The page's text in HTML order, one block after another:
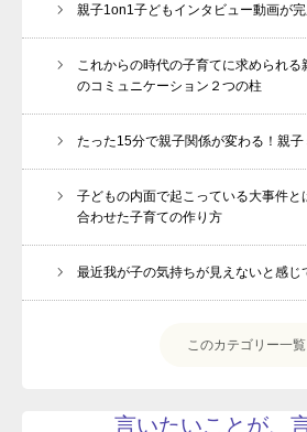
親子1on1子どもインタビュー動画が完
これからの時代の子育てに求められ
のコミュニケーション２つの柱
たった15分で親子関係が変わる！親
子どもの内面で起こっている大事件と
合わせた子育ての作り方
最近我が子の気持ちが見えないと感じ
このカテゴリー一覧
言いたいことが、